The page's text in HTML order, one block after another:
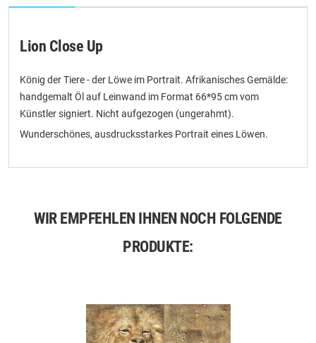
Lion Close Up
König der Tiere - der Löwe im Portrait. Afrikanisches Gemälde:
handgemalt Öl auf Leinwand im Format 66*95 cm vom
Künstler signiert. Nicht aufgezogen (ungerahmt).
Wunderschönes, ausdrucksstarkes Portrait eines Löwen.
WIR EMPFEHLEN IHNEN NOCH FOLGENDE
PRODUKTE: